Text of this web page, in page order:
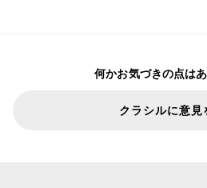
何かお気づきの点は
クラシルに意見